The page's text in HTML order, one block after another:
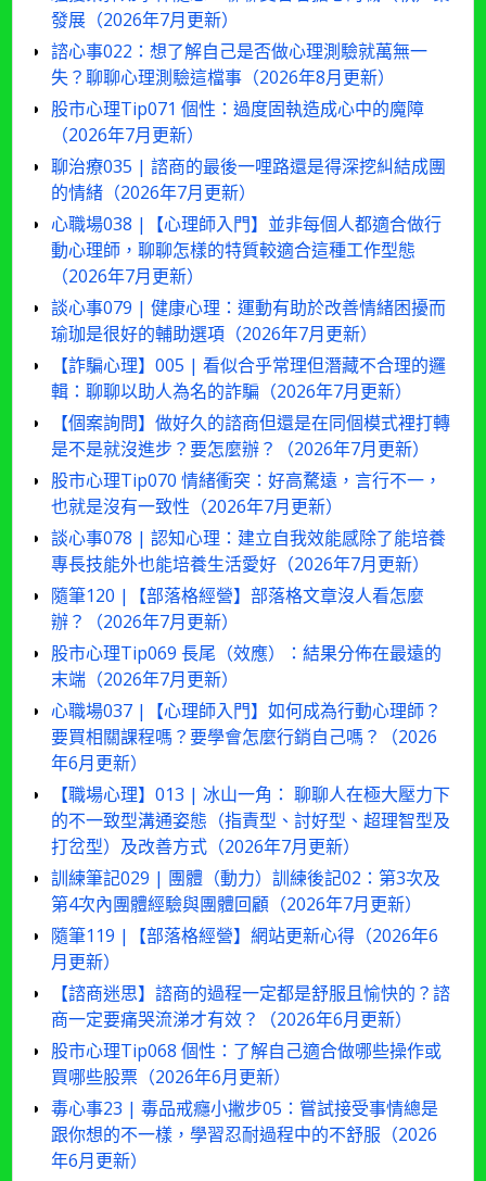
發展（2026年7月更新）
諮心事022：想了解自己是否做心理測驗就萬無一
失？聊聊心理測驗這檔事（2026年8月更新）
股市心理Tip071 個性：過度固執造成心中的魔障
（2026年7月更新）
聊治療035 | 諮商的最後一哩路還是得深挖糾結成團
的情緒（2026年7月更新）
心職場038 |【心理師入門】並非每個人都適合做行
動心理師，聊聊怎樣的特質較適合這種工作型態
（2026年7月更新）
談心事079 | 健康心理：運動有助於改善情緒困擾而
瑜珈是很好的輔助選項（2026年7月更新）
【詐騙心理】005 | 看似合乎常理但潛藏不合理的邏
輯：聊聊以助人為名的詐騙（2026年7月更新）
【個案詢問】做好久的諮商但還是在同個模式裡打轉
是不是就沒進步？要怎麼辦？（2026年7月更新）
股市心理Tip070 情緒衝突：好高騖遠，言行不一，
也就是沒有一致性（2026年7月更新）
談心事078 | 認知心理：建立自我效能感除了能培養
專長技能外也能培養生活愛好（2026年7月更新）
隨筆120 |【部落格經營】部落格文章沒人看怎麼
辦？（2026年7月更新）
股市心理Tip069 長尾（效應）：結果分佈在最遠的
末端（2026年7月更新）
心職場037 |【心理師入門】如何成為行動心理師？
要買相關課程嗎？要學會怎麼行銷自己嗎？（2026
年6月更新）
【職場心理】013 | 冰山一角： 聊聊人在極大壓力下
的不一致型溝通姿態（指責型、討好型、超理智型及
打岔型）及改善方式（2026年7月更新）
訓練筆記029 | 團體（動力）訓練後記02：第3次及
第4次內團體經驗與團體回顧（2026年7月更新）
隨筆119 |【部落格經營】網站更新心得（2026年6
月更新）
【諮商迷思】諮商的過程一定都是舒服且愉快的？諮
商一定要痛哭流涕才有效？（2026年6月更新）
股市心理Tip068 個性：了解自己適合做哪些操作或
買哪些股票（2026年6月更新）
毒心事23 | 毒品戒癮小撇步05：嘗試接受事情總是
跟你想的不一樣，學習忍耐過程中的不舒服（2026
年6月更新）